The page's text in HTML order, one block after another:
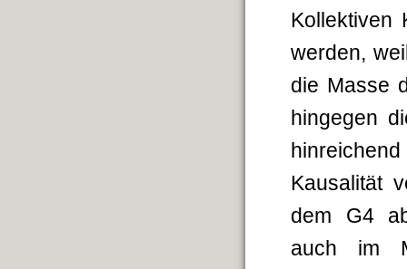
Kollektiven
werden,
die Masse
hingegen
Kausalität
dem G4
auch im